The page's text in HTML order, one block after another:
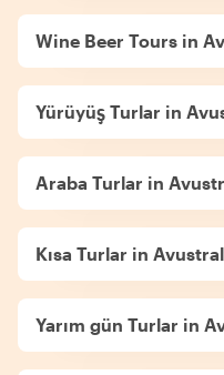
Wine Beer Tours in
Yürüyüş Turlar in
Araba Turlar in
Kısa Turlar in
Yarım gün Turlar in